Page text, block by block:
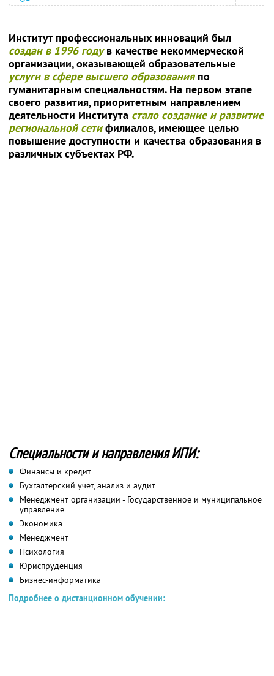
Институт профессиональных инноваций был
создан в 1996 годув качестве некоммерческой
организации, оказывающей образовательные
услуги в сфере высшего образованияпо
гуманитарным специальностям. На первом этапе
своего развития, приоритетным направлением
деятельности Института стало создание и развитие
региональной сетифилиалов, имеющее целью
повышение доступности и качества образования в
различных субъектах РФ.
Специальности и направления ИПИ:
Финансы и кредит
Бухгалтерский учет, анализ и аудит
Менеджмент организации - Государственное и муниципальное
управление
Экономика
Менеджмент
Психология
Юриспруденция
Бизнес-информатика
Подробнее о дистанционном обучении: